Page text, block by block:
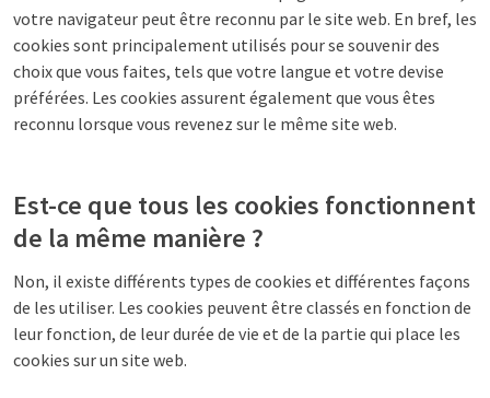
votre navigateur peut être reconnu par le site web. En bref, les
cookies sont principalement utilisés pour se souvenir des
choix que vous faites, tels que votre langue et votre devise
préférées. Les cookies assurent également que vous êtes
reconnu lorsque vous revenez sur le même site web.
Est-ce que tous les cookies fonctionnent
de la même manière ?
Non, il existe différents types de cookies et différentes façons
de les utiliser. Les cookies peuvent être classés en fonction de
leur fonction, de leur durée de vie et de la partie qui place les
cookies sur un site web.